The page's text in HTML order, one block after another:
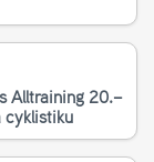
Alltraining 20.–
cyklistiku